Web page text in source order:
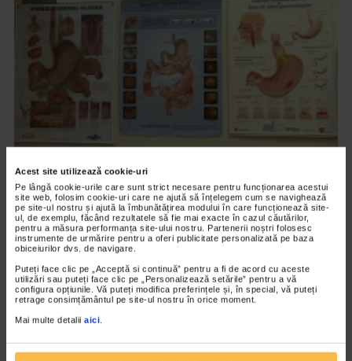
Acest site utilizează cookie-uri
Pe lângă cookie-urile care sunt strict necesare pentru funcționarea acestui
site web, folosim cookie-uri care ne ajută să înțelegem cum se navighează
pe site-ul nostru și ajută la îmbunătățirea modului în care funcționează site-
ul, de exemplu, făcând rezultatele să fie mai exacte în cazul căutărilor,
pentru a măsura performanța site-ului nostru. Partenerii noștri folosesc
instrumente de urmărire pentru a oferi publicitate personalizată pe baza
obiceiurilor dvs. de navigare.
Puteți face clic pe „Acceptă si continuă” pentru a fi de acord cu aceste
utilizări sau puteți face clic pe „Personalizează setările” pentru a vă
configura opțiunile. Vă puteți modifica preferințele și, în special, vă puteți
retrage consimțământul pe site-ul nostru în orice moment.
Mai multe detalii aici.
MEDICINĂ ALTERNATIVĂ
Cauzele psihoemotionale ale bolilor
18.970 vizualizari